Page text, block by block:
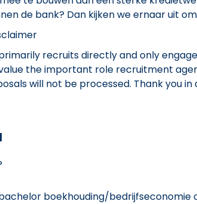
de bank? Dan kijken we ernaar uit
recruits directly and only
the important role recruitment
will not be processed. Thank you
boekhouding/bedrijfseconomie